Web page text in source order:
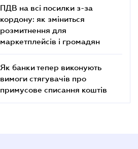
ПДВ на всі посилки з-за
кордону: як зміниться
розмитнення для
маркетплейсів і громадян
Як банки тепер виконують
вимоги стягувачів про
примусове списання коштів